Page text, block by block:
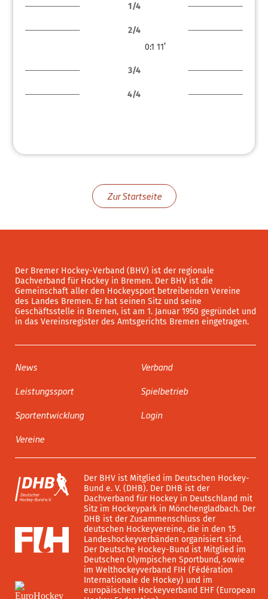
1/4
2/4
0:1 11’
3/4
4/4
Zur Startseite
Der Bremer Hockey-Verband (BHV) ist der regionale
Dachverband für Hockey in Bremen. Der BHV ist die
Gemeinschaft aller den Hockeysport betreibenden Vereine
des Landes Bremen. Er hat seinen Sitz und seine
Geschäftsstelle in Bremen, ist am 1. Januar 1950 gegründet und
in das Vereinsregister des Amtsgerichts Bremen eingetragen.
News
Leistungssport
Sportentwicklung
Vereine
Verband
Spielbetrieb
Login
Der BHV ist Mitglied im Deutschen Hockey-
Bund e. V. (DHB). Der DHB ist der
Dachverband für Hockey in Deutschland mit
Sitz im Hockeypark in Mönchengladbach. Der
DHB ist der Zusammenschluss der
deutschen Hockeyvereine, die in den 15
Landeshockeyverbänden organisiert sind.
Der Deutsche Hockey-Bund ist Mitglied im
Deutschen Olympischen Sportbund, sowie
im Welthockeyverband FIH (Fédération
Internationale de Hockey) und im
europäischen Hockeyverband EHF (European